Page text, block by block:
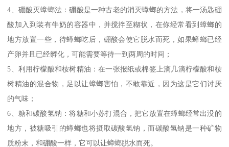
4、硼酸灭蟑螂法：硼酸是一种古老的消灭蟑螂的方法，将一汤匙硼
酸加入到装有牛奶的容器中，并搅拌至糊状，在你经常看到蟑螂的
地方放置一些，待蟑螂吃后，硼酸会使它脱水而死，如果蟑螂已经
产卵并且已经孵化，可能需要等待一到两周的时间；
5、利用柠檬酸和桉树精油：在一张报纸或棉签上滴几滴柠檬酸和桉
树精油的混合物，足以让蟑螂害怕，不敢靠近，因为这是它们讨厌
的气味；
6、糖和碳酸氢钠：将糖和小苏打混合，把它放置在蟑螂经常出没的
地方，被糖吸引的蟑螂也将摄取碳酸氢钠，而碳酸氢钠是一种矿物
质粉末，和硼酸一样，它可以让蟑螂脱水而死。